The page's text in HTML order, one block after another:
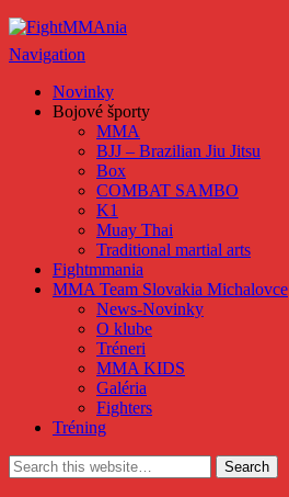
FightMMAnia
Navigation
Novinky
Bojové športy
MMA
BJJ – Brazilian Jiu Jitsu
Box
COMBAT SAMBO
K1
Muay Thai
Traditional martial arts
Fightmmania
MMA Team Slovakia Michalovce
News-Novinky
O klube
Tréneri
MMA KIDS
Galéria
Fighters
Tréning